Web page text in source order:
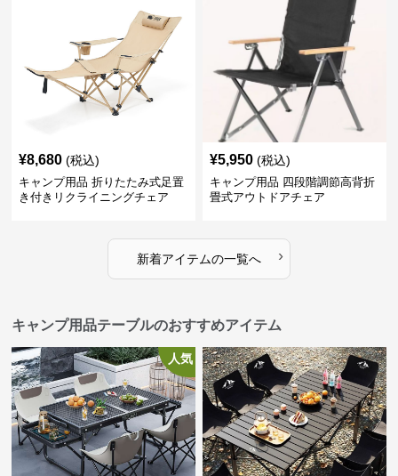
¥8,680 (税込)
キャンプ用品 折りたたみ式足置
き付きリクライニングチェア
¥5,950 (税込)
キャンプ用品 四段階調節高背折
畳式アウトドアチェア
新着アイテムの一覧へ ›
キャンプ用品テーブルのおすすめアイテム
人気